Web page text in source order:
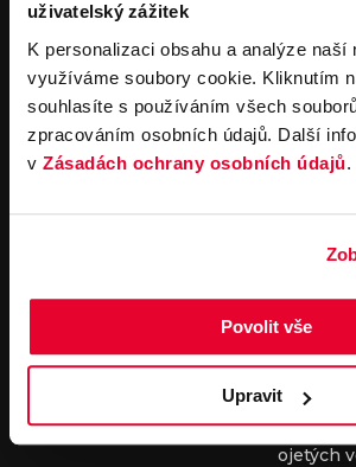
uživatelský zážitek
K personalizaci obsahu a analýze naší
využíváme soubory cookie. Kliknutím
souhlasíte s používáním všech
zpracováním osobních údajů. Další
v Zásadách ochrany osobních údajů.
Povolit vše
Upravit
Carsharing
Autopůjčovna
Operativní leasing
Louda
Obytné
Novinky
Kariéra
Servisní služby
Servis
Cookies
vozidel
ojetých